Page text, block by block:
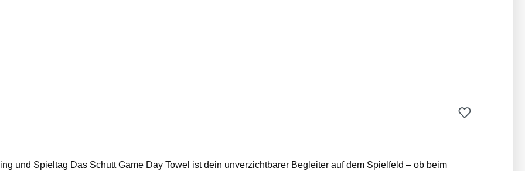
oder intensiven Tackles zuverlässig an seinem Platz. Das gestickte Wilson Logo sowie das offizielle NFL
die Griffigkeit am Ball Ideal für
und Spieltag Das Schutt Game Day Towel ist dein unverzichtbarer Begleiter auf dem Spielfeld – ob beim